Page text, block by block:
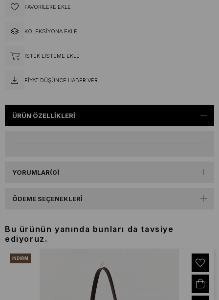
FAVORILERE EKLE
KOLEKSIYONA EKLE
İSTEK LISTEME EKLE
FIYAT DÜŞÜNCE HABER VER
ÜRÜN ÖZELLIKLERI
YORUMLAR(0)
ÖDEME SEÇENEKLERI
Bu ürünün yanında bunları da tavsiye
ediyoruz.
İNDIRIM